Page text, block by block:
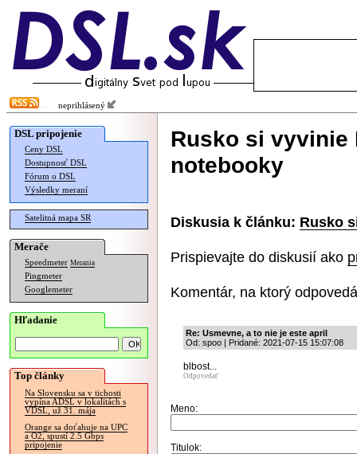
neprihlásený
DSL pripojenie
Ceny DSL
Dostupnosť DSL
Fórum o DSL
Výsledky meraní
Satelitná mapa SR
Merače
Speedmeter Merania
Pingmeter
Googlemeter
Hľadanie
Top články
Na Slovensku sa v tichosti
vypína ADSL v lokalitách s
VDSL, už 31. mája
Orange sa doťahuje na UPC
a O2, spustí 2.5 Gbps
pripojenie
Rusko si vyvinie
notebooky
Diskusia k článku: Rusko
Prispievajte do diskusií ako
Komentár, na ktorý
Re: Usmevne, a to nie je este april
Od: spoo | Pridané: 2021-07-15 15:07:08
blbost...
Odpovedať
Meno:
Titulok: